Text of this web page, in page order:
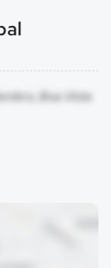
Boa Vista